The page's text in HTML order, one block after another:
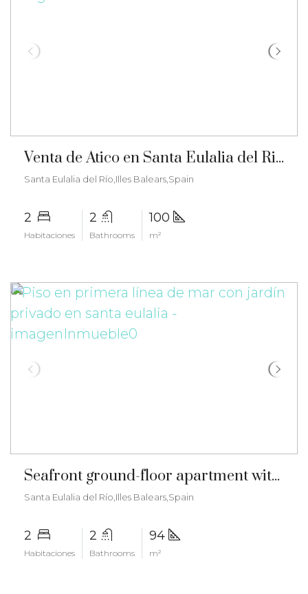
Venta de Ático en Santa Eulalia del Rio – gz-2549
Santa Eulalia del Río,Illes Balears,Spain
2
Habitaciones
2
Bathrooms
100
m²
Seafront ground-floor apartment with private garden in Santa Eulalia – ma-2537
Santa Eulalia del Río,Illes Balears,Spain
2
Habitaciones
2
Bathrooms
94
m²